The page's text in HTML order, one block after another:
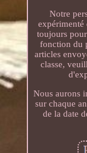
Notre
toujours
fonction du
articles
classe,
Nous aurons
sur chaque
de la date